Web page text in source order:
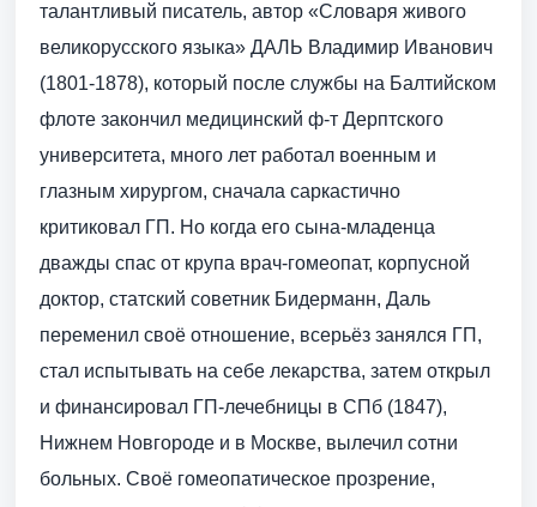
талантливый писатель, автор «Словаря живого
великорусского языка» ДАЛЬ Владимир Иванович
(1801-1878), который после службы на Балтийском
флоте закончил медицинский ф-т Дерптского
университета, много лет работал военным и
глазным хирургом, сначала саркастично
критиковал ГП. Но когда его сына-младенца
дважды спас от крупа врач-гомеопат, корпусной
доктор, статский советник Бидерманн, Даль
переменил своё отношение, всерьёз занялся ГП,
стал испытывать на себе лекарства, затем открыл
и финансировал ГП-лечебницы в СПб (1847),
Нижнем Новгороде и в Москве, вылечил сотни
больных. Своё гомеопатическое прозрение,